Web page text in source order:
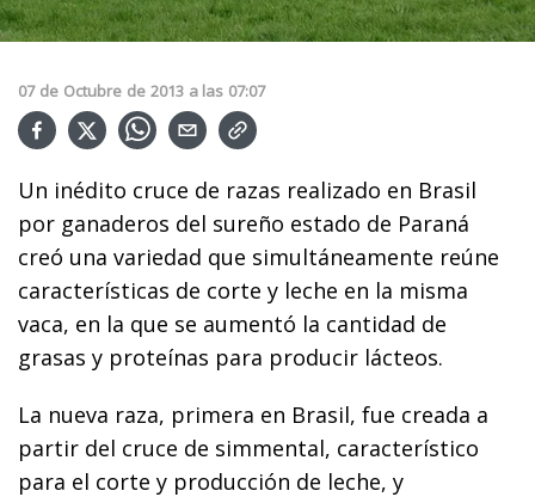
07 de Octubre de 2013 a las 07:07
Un inédito cruce de razas realizado en Brasil
por ganaderos del sureño estado de Paraná
creó una variedad que simultáneamente reúne
características de corte y leche en la misma
vaca, en la que se aumentó la cantidad de
grasas y proteínas para producir lácteos.
La nueva raza, primera en Brasil, fue creada a
partir del cruce de simmental, característico
para el corte y producción de leche, y